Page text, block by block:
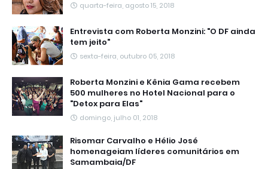
quarta-feira, agosto 15, 2018
Entrevista com Roberta Monzini: "O DF ainda
tem jeito"
sexta-feira, outubro 05, 2018
Roberta Monzini e Kênia Gama recebem
500 mulheres no Hotel Nacional para o
"Detox para Elas"
domingo, julho 01, 2018
Risomar Carvalho e Hélio José
homenageiam líderes comunitários em
Samambaia/DF